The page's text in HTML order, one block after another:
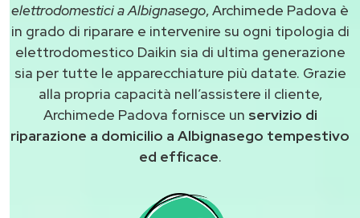
elettrodomestici a Albignasego, Archimede Padova è
in grado di riparare e intervenire su ogni tipologia di
elettrodomestico Daikin sia di ultima generazione
sia per tutte le apparecchiature più datate. Grazie
alla propria capacità nell’assistere il cliente,
Archimede Padova fornisce un servizio di
riparazione a domicilio a Albignasego tempestivo
ed efficace.